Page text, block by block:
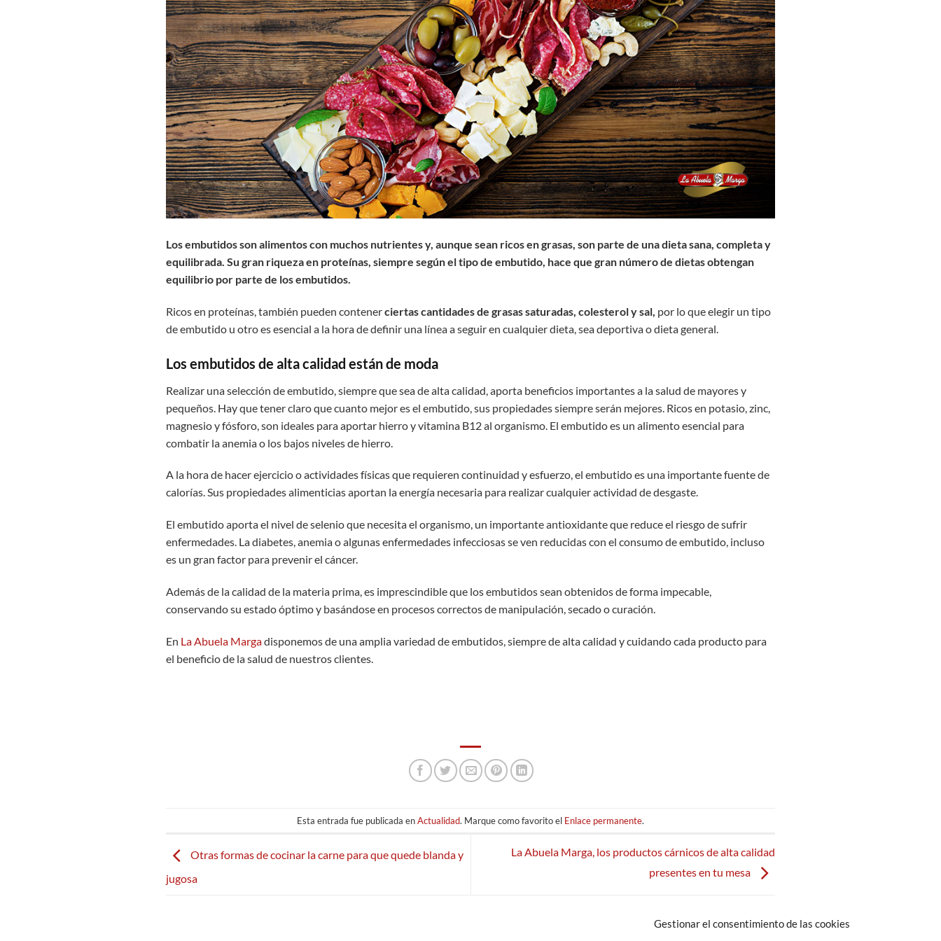
Gestionar el consentimiento de las cookies
Los embutidos son alimentos con muchos nutrientes y, aunque sean ricos en grasas, son parte de una dieta sana, completa y
equilibrada. Su gran riqueza en proteínas, siempre según el tipo de embutido, hace que gran número de dietas obtengan
equilibrio por parte de los embutidos.
Ricos en proteínas, también pueden contenerciertas cantidades de grasas saturadas, colesterol y sal, por lo que elegir un tipo
de embutido u otro es esencial a la hora de definir una línea a seguir en cualquier dieta, sea deportiva o dieta general.
Los embutidos de alta calidad están de moda
Realizar una selección de embutido, siempre que sea de alta calidad, aporta beneficios importantes a la salud de mayores y
pequeños. Hay que tener claro que cuanto mejor es el embutido, sus propiedades siempre serán mejores. Ricos en potasio, zinc,
magnesio y fósforo, son ideales para aportar hierro y vitamina B12 al organismo. El embutido es un alimento esencial para
combatir la anemia o los bajos niveles de hierro.
A la hora de hacer ejercicio o actividades físicas que requieren continuidad y esfuerzo, el embutido es una importante fuente de
calorías. Sus propiedades alimenticias aportan la energía necesaria para realizar cualquier actividad de desgaste.
El embutido aporta el nivel de selenio que necesita el organismo, un importante antioxidante que reduce el riesgo de sufrir
enfermedades. La diabetes, anemia o algunas enfermedades infecciosas se ven reducidas con el consumo de embutido, incluso
es un gran factor para prevenir el cáncer.
Además de la calidad de la materia prima, es imprescindible que los embutidos sean obtenidos de forma impecable,
conservando su estado óptimo y basándose en procesos correctos de manipulación, secado o curación.
En La Abuela Margadisponemos de una amplia variedad de embutidos, siempre de alta calidad y cuidando cada producto para
el beneficio de la salud de nuestros clientes.
Esta entrada fue publicada enActualidad. Marque como favorito el Enlace permanente.
Otras formas de cocinar la carne para que quede blanda y
jugosa
La Abuela Marga, los productos cárnicos de alta calidad
presentes en tu mesa